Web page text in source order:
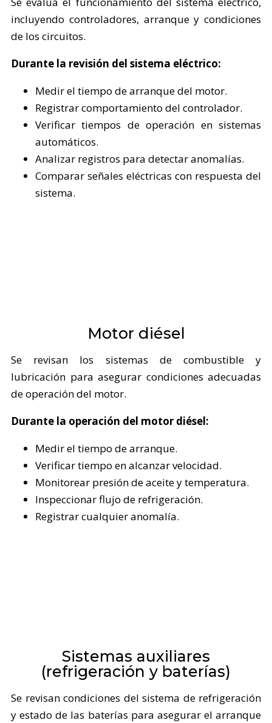
incluyendo controladores, arranque y condiciones
de los circuitos.
Durante la revisión del sistema eléctrico:
Medir el tiempo de arranque del motor.
Registrar comportamiento del controlador.
Verificar tiempos de operación en sistemas
automáticos.
Analizar registros para detectar anomalías.
Comparar señales eléctricas con respuesta del
sistema.
Motor diésel
Se revisan los sistemas de combustible y
lubricación para asegurar condiciones adecuadas
de operación del motor.
Durante la operación del motor diésel:
Medir el tiempo de arranque.
Verificar tiempo en alcanzar velocidad.
Monitorear presión de aceite y temperatura.
Inspeccionar flujo de refrigeración.
Registrar cualquier anomalía.
Sistemas auxiliares
(refrigeración y baterías)
Se revisan condiciones del sistema de refrigeración
y estado de las baterías para asegurar el arranque